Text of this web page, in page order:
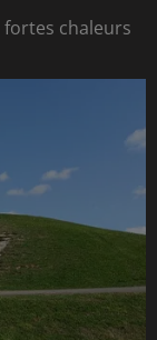
fortes chaleurs